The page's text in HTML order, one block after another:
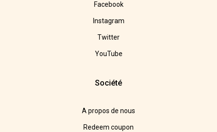
Facebook
Instagram
Twitter
YouTube
Société
A propos de nous
Redeem coupon